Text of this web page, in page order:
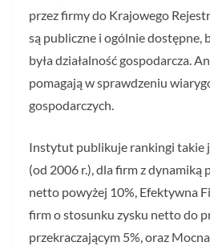
przez firmy do Krajowego
są publiczne i ogólnie dostępne,
była działalność gospodarcza.
pomagają w sprawdzeniu
gospodarczych.
Instytut publikuje rankingi takie
(od 2006 r.), dla firm z dynamiką
netto powyżej 10%, Efektywna
firm o stosunku zysku netto do
przekraczającym 5%, oraz